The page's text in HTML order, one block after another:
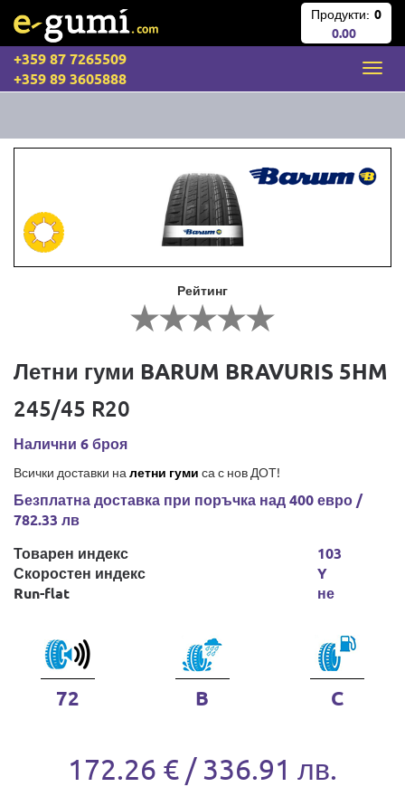
Продукти: 0
0.00
+359 87 7265509
+359 89 3605888
Рейтинг
Летни гуми BARUM BRAVURIS 5HM
245/45 R20
Налични 6 броя
Всички доставки на летни гуми са с нов ДОТ!
Безплатна доставка при поръчка над 400 евро /
782.33 лв
Товарен индекс
Скоростен индекс
Run-flat
103
Y
не
72 B C
172.26 € / 336.91 лв.